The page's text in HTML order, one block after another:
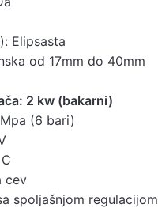
Elipsasta
od 17mm do 40mm
2 kw (bakarni)
(6 bari)
cev
spoljašnjom regulacijom
ovde